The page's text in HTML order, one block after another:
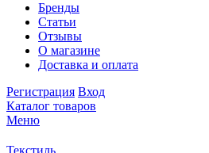
Бренды
Статьи
Отзывы
О магазине
Доставка и оплата
Регистрация Вход
Каталог товаров
Меню